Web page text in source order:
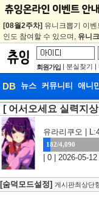
[08월2주차] 유니크뽑기 이
인도 참여할 수 있으며, 유니
회원가입 | 분실찾기 |
DB 뉴스 커뮤니티 애니
DB
웹툰
[ 어서오세요 실력지
유라리쿠오 |
182/4,090
| 0 | 2026-05-
[숨덕모드설정] 게시판최상단